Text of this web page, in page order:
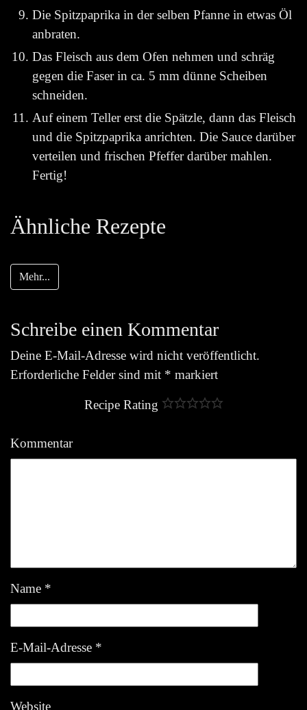
Die Spitzpaprika in der selben Pfanne in etwas Öl
anbraten.
Das Fleisch aus dem Ofen nehmen und schräg
gegen die Faser in ca. 5 mm dünne Scheiben
schneiden.
Auf einem Teller erst die Spätzle, dann das Fleisch
und die Spitzpaprika anrichten. Die Sauce darüber
verteilen und frischen Pfeffer darüber mahlen.
Fertig!
Ähnliche Rezepte
Mehr...
Schreibe einen Kommentar
Deine E-Mail-Adresse wird nicht veröffentlicht.
Erforderliche Felder sind mit * markiert
Recipe Rating
Kommentar
Name *
E-Mail-Adresse *
Website